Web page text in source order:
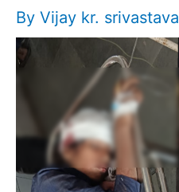
By Vijay kr. srivastava